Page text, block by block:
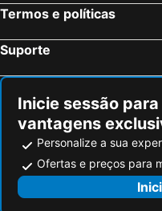
Isla Cristina, Andaluzia Hotéis
Termos e políticas
Suporte
Inicie sessão
vantagens
Personalize a sua
Ofertas e preços para